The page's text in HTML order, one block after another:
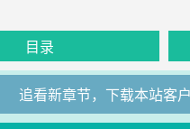
目录
追看新章节，下载本站客